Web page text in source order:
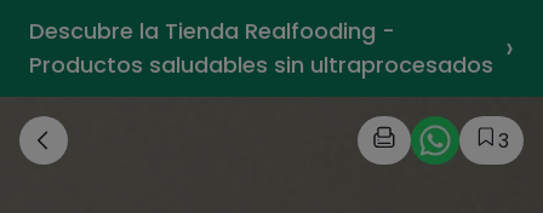
Descubre la Tienda Realfooding -
Productos saludables sin ultraprocesados ›
3